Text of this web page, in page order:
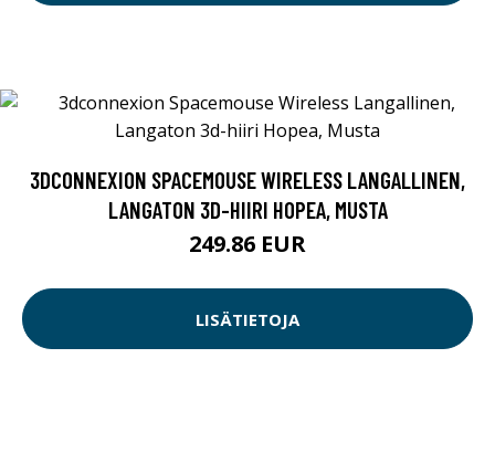
3DCONNEXION SPACEMOUSE WIRELESS LANGALLINEN,
LANGATON 3D-HIIRI HOPEA, MUSTA
249.86 EUR
LISÄTIETOJA